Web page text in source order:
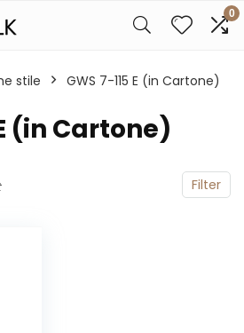
0
stile GWS 7-115 E (in Cartone)
(in Cartone)
Filter